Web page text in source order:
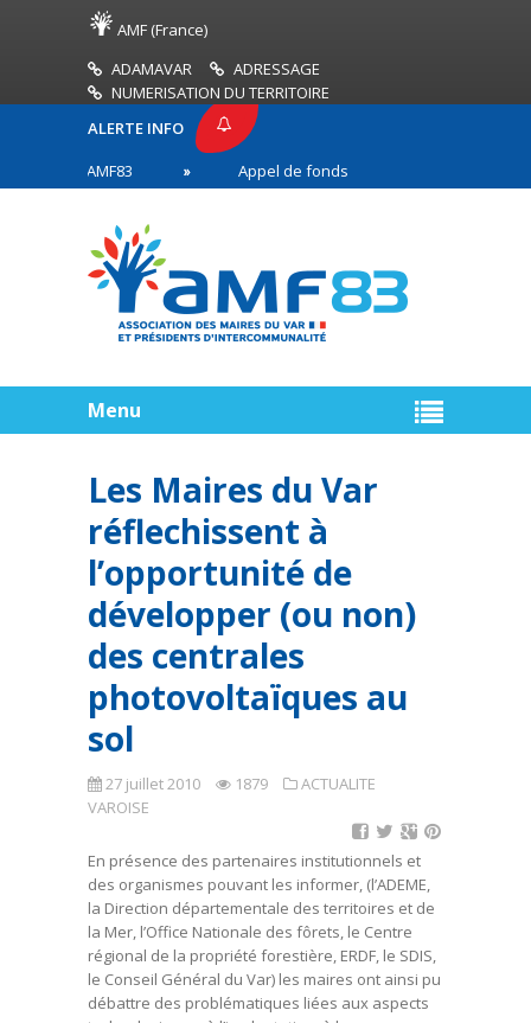
AMF (France)
ADAMAVAR
ADRESSAGE
NUMERISATION DU TERRITOIRE
ALERTE INFO
AMF83
Appel de fonds incendies de forêt
en première ligne
Menu
Les Maires du Var
réflechissent à
l’opportunité de
développer (ou non)
des centrales
photovoltaïques au
sol
27 juillet 2010 1879
ACTUALITE
VAROISE
En présence des partenaires institutionnels et
des organismes pouvant les informer, (l’ADEME,
la Direction départementale des territoires et de
la Mer, l’Office Nationale des fôrets, le Centre
régional de la propriété forestière, ERDF, le SDIS,
le Conseil Général du Var) les maires ont ainsi pu
débattre des problématiques liées aux aspects